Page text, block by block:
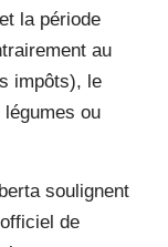
la période
au
impôts), le
ou
soulignent
de